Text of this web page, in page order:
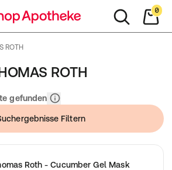
0
ROTH
ROTH
gefundenRelevanz
Filtern
Roth - Cucumber Gel Mask